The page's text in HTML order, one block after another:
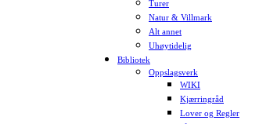
Turer
Natur & Villmark
Alt annet
Uhøytidelig
Bibliotek
Oppslagsverk
WIKI
Kjærringråd
Lover og Regler